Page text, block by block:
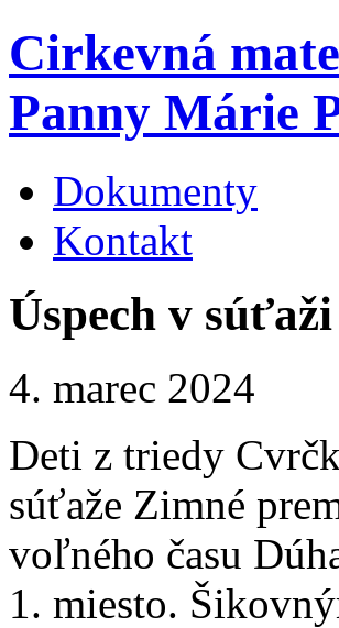
Cirkevná
Panny Márie
Dokumenty
Kontakt
Úspech v súťaži
4. marec 2024
Deti z triedy
súťaže Zimné
voľného času
1. miesto.